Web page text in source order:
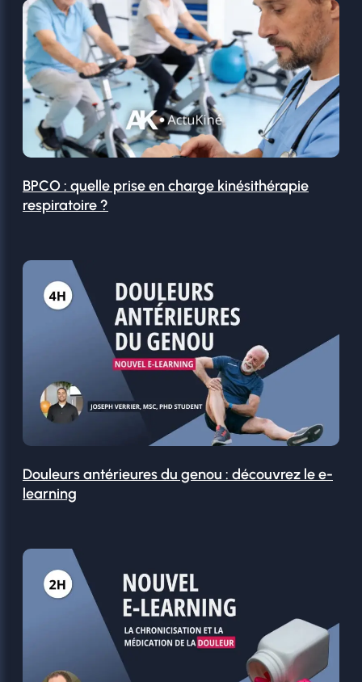
BPCO : quelle prise en charge kinésithérapie
respiratoire ?
Douleurs antérieures du genou : découvrez le e-
learning